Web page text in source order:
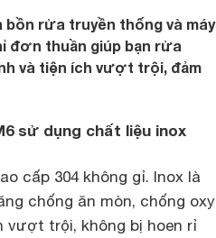
bồn rửa truyền thống và máy
đơn thuần giúp bạn rửa
và tiện ích vượt trội, đảm
sử dụng chất liệu inox
cấp 304 không gỉ. Inox là
chống ăn mòn, chống oxy
vượt trội, không bị hoen rỉ